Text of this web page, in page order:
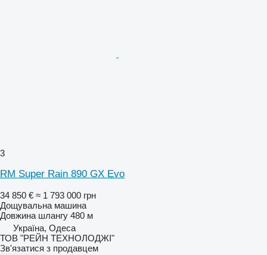
3
RM Super Rain 890 GX Evo
34 850 € ≈ 1 793 000 грн
Дощувальна машина
Довжина шлангу 480 м
Україна, Одеса
ТОВ "РЕЙН ТЕХНОЛОДЖІ"
Зв'язатися з продавцем